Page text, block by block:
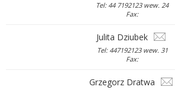
Tel: 44 7192123 wew. 24
Fax:
Julita Dziubek
Tel: 447192123 wew. 31
Fax:
Grzegorz Dratwa